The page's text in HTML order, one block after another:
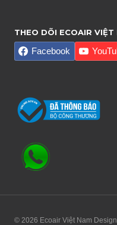
THEO DÕI ECOAIR VIỆT
Facebook
© 2026 Ecoair Việt Nam